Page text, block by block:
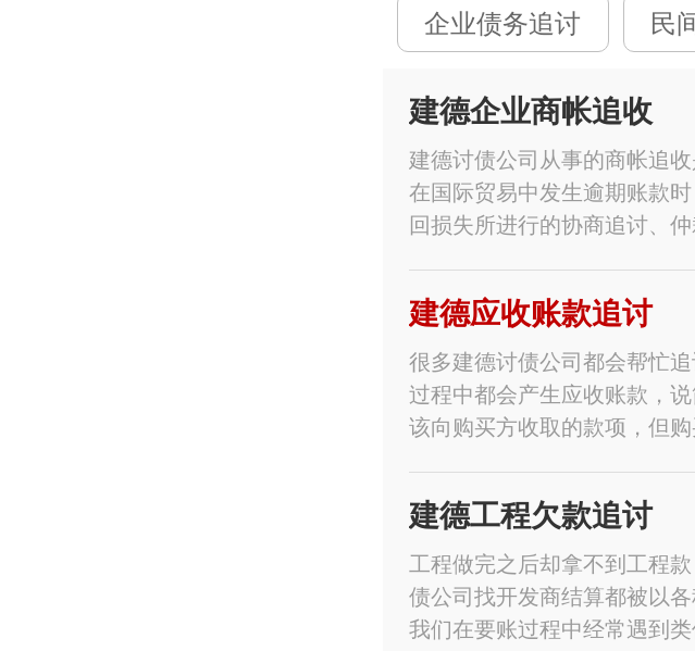
企业债务追讨 民
建德企业商帐追收
建德讨债公司从事的商帐追
在国际贸易中发生逾期账款
回损失所进行的协商追讨、
建德应收账款追讨
很多建德讨债公司都会帮忙
过程中都会产生应收账款，
该向购买方收取的款项，但
建德工程欠款追讨
工程做完之后却拿不到工程
债公司找开发商结算都被以各
我们在要账过程中经常遇到